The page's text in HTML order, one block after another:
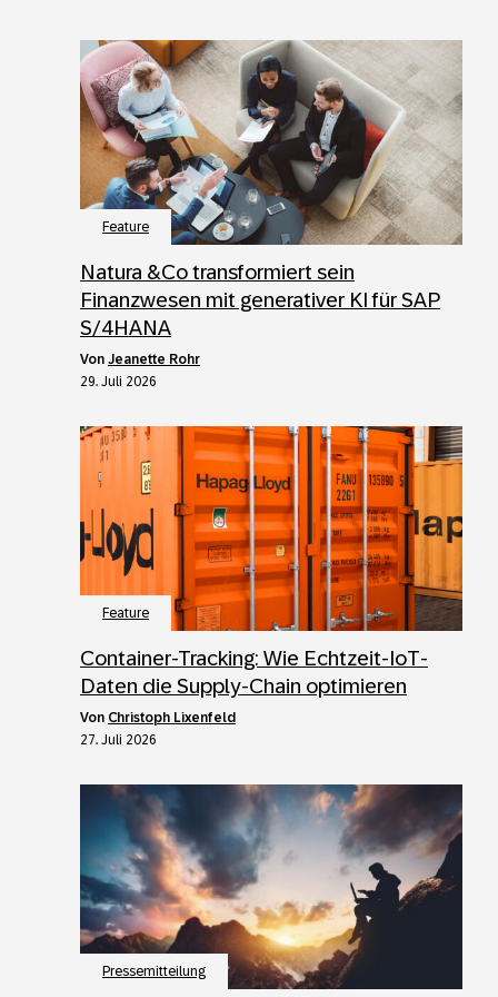
Feature
Natura &Co transformiert sein
Finanzwesen mit generativer KI für SAP
S/4HANA
von Jeanette Rohr
29. Juli 2026
Feature
Container-Tracking: Wie Echtzeit-IoT-
Daten die Supply-Chain optimieren
von Christoph Lixenfeld
27. Juli 2026
Pressemitteilung